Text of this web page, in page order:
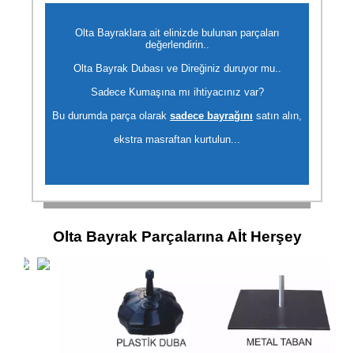
Olta Bayraklara ait elinizde bulunan parçaları
değerlendirin..
Olta Bayrak Dubası ve Direğiniz duruyor mu..
Sadece Kumaşına mı ihtiyacınız var?
Bu durumda parça olarak sadece bayrağını satın alın,
ekstra masraftan kurtulun...
Olta Bayrak Parçalarına Aİt Herşey